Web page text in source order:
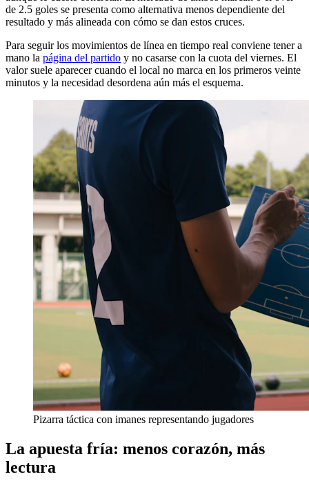
de 2.5 goles se presenta como alternativa menos dependiente del
resultado y más alineada con cómo se dan estos cruces.
Para seguir los movimientos de línea en tiempo real conviene tener a
mano la página del partido y no casarse con la cuota del viernes. El
valor suele aparecer cuando el local no marca en los primeros veinte
minutos y la necesidad desordena aún más el esquema.
Pizarra táctica con imanes representando jugadores
La apuesta fría: menos corazón, más
lectura